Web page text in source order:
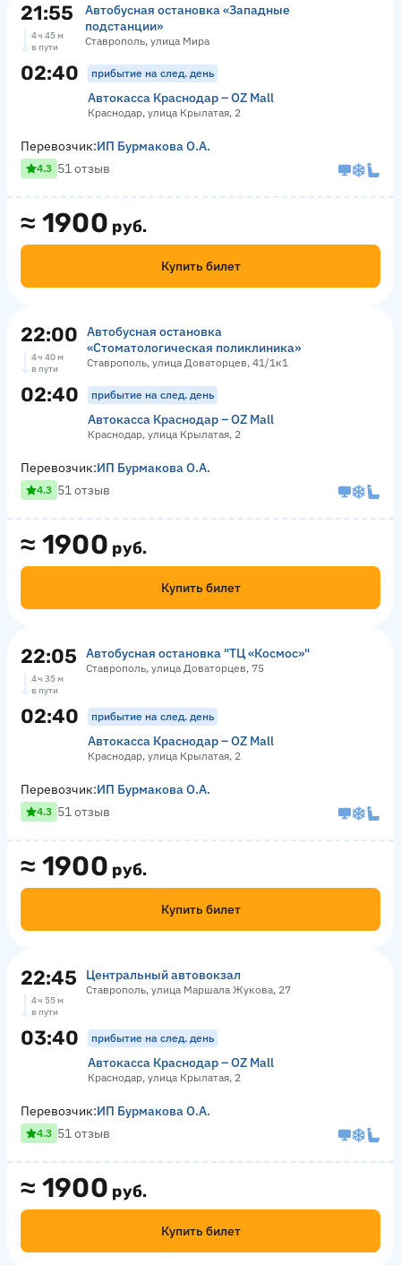
21:55
Автобусная остановка «Западные
подстанции»
Ставрополь, улица Мира
4 ч 45 м
в пути
02:40 прибытие на след. день
Автокасса Краснодар – OZ Mall
Краснодар, улица Крылатая, 2
≈ 1900 руб.
Купить билет
Перевозчик:ИП Бурмакова О.А.
4.3 51 отзыв
22:00
Автобусная остановка
«Стоматологическая поликлиника»
Ставрополь, улица Доваторцев, 41/1к1
4 ч 40 м
в пути
02:40 прибытие на след. день
Автокасса Краснодар – OZ Mall
Краснодар, улица Крылатая, 2
≈ 1900 руб.
Купить билет
Перевозчик:ИП Бурмакова О.А.
4.3 51 отзыв
22:05 Автобусная остановка "ТЦ «Космос»"
Ставрополь, улица Доваторцев, 75
4 ч 35 м
в пути
02:40 прибытие на след. день
Автокасса Краснодар – OZ Mall
Краснодар, улица Крылатая, 2
≈ 1900 руб.
Купить билет
Перевозчик:ИП Бурмакова О.А.
4.3 51 отзыв
22:45 Центральный автовокзал
Ставрополь, улица Маршала Жукова, 27
4 ч 55 м
в пути
03:40 прибытие на след. день
Автокасса Краснодар – OZ Mall
Краснодар, улица Крылатая, 2
≈ 1900 руб.
Купить билет
Перевозчик:ИП Бурмакова О.А.
4.3 51 отзыв